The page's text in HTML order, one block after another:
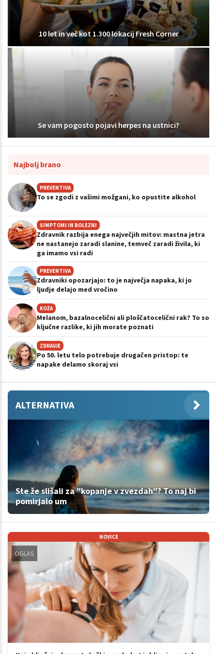
10 let in več kot 1.300 lokacij Fresh Corner
Se vam pogosto pojavi herpes na ustnici?
Najbolj brano
PREVENTIVA
To se zgodi z vašimi možgani, ko opustite alkohol
SIMPTOMI IN BOLEZNI
Zdravnik razbija enega največjih mitov: mastna jetra
ne nastanejo zaradi slanine, temveč zaradi živila, ki
ga imamo vsi radi
PREVENTIVA
Zdravniki opozarjajo: to je največja napaka, ki jo
ljudje delajo med vročino
KOŽA
Melanom, bazalnocelični ali ploščatocelični rak? To so
ključne razlike, ki jih morate poznati
ZDRAVJE
Po 50. letu telo potrebuje drugačen pristop: te
napake delamo skoraj vsi
ALTERNATIVA
Ste že slišali za "kopanje v zvezdah"? To naj bi
pomirjalo um
NOVICE
OGLAS